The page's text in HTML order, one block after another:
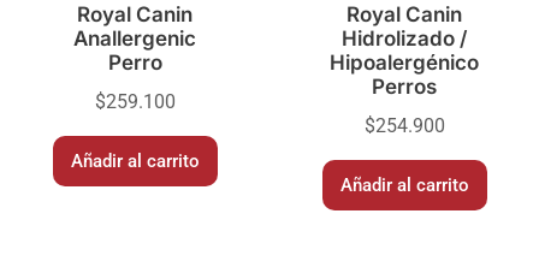
Royal Canin
Anallergenic
Perro
$259.100
Añadir al carrito
Royal Canin
Hidrolizado /
Hipoalergénico
Perros
$254.900
Añadir al carrito